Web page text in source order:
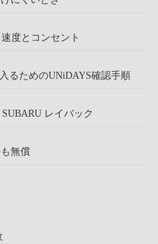
度とコンセント
るためのUNiDAYS確認手順
レイバック
も無償